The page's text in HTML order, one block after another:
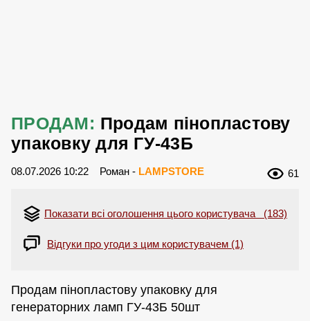
ПРОДАМ: Продам пінопластову
упаковку для ГУ-43Б
08.07.2026 10:22 Роман - LAMPSTORE 61
Показати всі оголошення цього користувача (183)
Відгуки про угоди з цим користувачем (1)
Продам пінопластову упаковку для
генераторних ламп ГУ-43Б 50шт